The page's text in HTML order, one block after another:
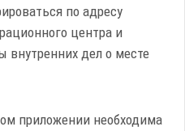
по адресу
центра и
внутренних дел о месте
приложении необходима